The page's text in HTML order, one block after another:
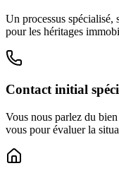
Un processus spécialisé,
pour les héritages
Contact initial
Vous nous parlez du
vous pour évaluer la